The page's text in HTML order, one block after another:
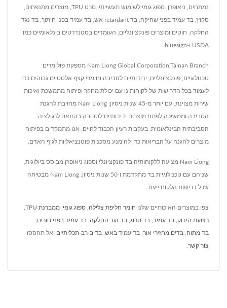
נמתחים, ניאופרן, ספוג גומי לשימוש תעשייתי, סרט TPU, מוצרים מתנפחים,
סקוץ', בד עמיד בפני שחיקה, בד retardant אש, בד עמיד בפני חיתוך, בד נגד
החלקה, חוטים ומוצרים פונקציונליים, העומדים בסטנדרטים בינלאומיים כמו
USDA ו-bluesign.
Nam Liong Global Corporation,Tainan Branch מספקת פולימרים
טכנולוגיים, פונקציונליים, ידידותיים לסביבה וחומרי קצף אלסטיים גבוהים כדי
לעמוד בכל הדרישות של לקוחותינו עם יכולת מחקר ופיתוח מתמשכת ואיכות
שירות מצוינת. עם יותר מ-45 שנות ניסיון, Nam Liong מחויבת להגנת
הסביבה וממשיכה לפתח מוצרים ידידותיים לסביבה בהתאם לרגולציה
הסביבתית הבינלאומית. בעקבות רעיון הכבוד לחיים, אנו מתמקדים בפיתוח
מוצרים להגנה על הבריאות כדי להימנע מסכנות פוטנציאליות לגוף האדם.
Nam Liong מציעה ללקוחותיה בד פונקציונלי וספוג ניאופרן מבוסס ביולוגית,
שניהם עם טכנולוגיית בד מתקדמת ו-50 שנות ניסיון, Nam Liong מבטיחה
שכל דרישות הלקוח ייענו.
צפו במוצרים האיכותיים שלנו חומר חליפת צלילה ספוג גומי ממברנת TPU
רצועת הידוק בד עמיד בד סרוג בד נגד החלקה בד עמיד בפני חורים
בד מתוח בדים מחזירי אור בד עמיד באש בדים רב-תכליתיים ואל תהססו
צור קשר